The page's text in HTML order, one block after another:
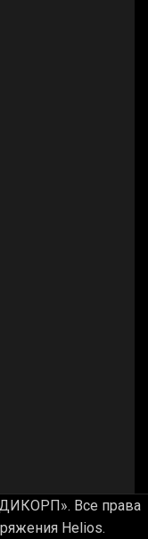
Все права
Helios.